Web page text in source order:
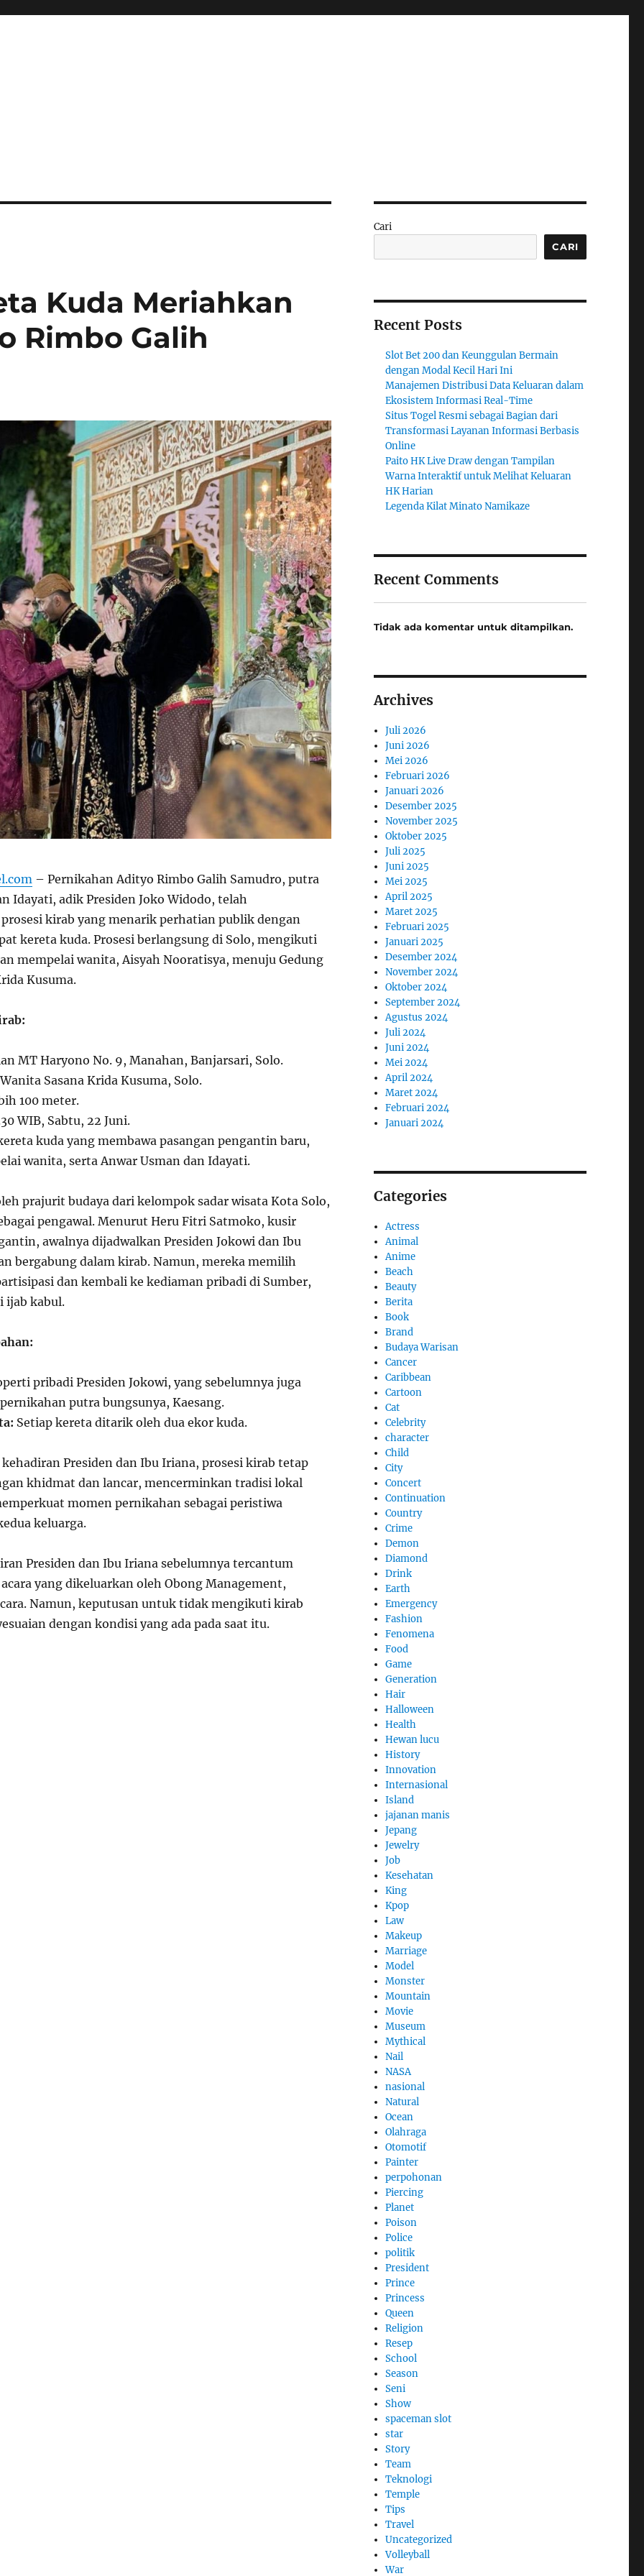
Kuda Meriahkan
Rimbo Galih
– Pernikahan Adityo Rimbo Galih Samudro, putra
Idayati, adik Presiden Joko Widodo, telah
kirab yang menarik perhatian publik dengan
kereta kuda. Prosesi berlangsung di Solo, mengikuti
mempelai wanita, Aisyah Nooratisya, menuju Gedung
Kusuma.
MT Haryono No. 9, Manahan, Banjarsari, Solo.
Sasana Krida Kusuma, Solo.
100 meter.
WIB, Sabtu, 22 Juni.
kuda yang membawa pasangan pengantin baru,
wanita, serta Anwar Usman dan Idayati.
prajurit budaya dari kelompok sadar wisata Kota Solo,
pengawal. Menurut Heru Fitri Satmoko, kusir
awalnya dijadwalkan Presiden Jokowi dan Ibu
bergabung dalam kirab. Namun, mereka memilih
dan kembali ke kediaman pribadi di Sumber,
ijab kabul.
pribadi Presiden Jokowi, yang sebelumnya juga
putra bungsunya, Kaesang.
Setiap kereta ditarik oleh dua ekor kuda.
Presiden dan Ibu Iriana, prosesi kirab tetap
khidmat dan lancar, mencerminkan tradisi lokal
momen pernikahan sebagai peristiwa
keluarga.
Presiden dan Ibu Iriana sebelumnya tercantum
yang dikeluarkan oleh Obong Management,
Namun, keputusan untuk tidak mengikuti kirab
dengan kondisi yang ada pada saat itu.
Cari
CARI
Recent Posts
Slot Bet 200 dan Keunggulan Bermain
dengan Modal Kecil Hari Ini
Manajemen Distribusi Data Keluaran dalam
Ekosistem Informasi Real-Time
Situs Togel Resmi sebagai Bagian dari
Transformasi Layanan Informasi Berbasis
Online
Paito HK Live Draw dengan Tampilan
Warna Interaktif untuk Melihat Keluaran
HK Harian
Legenda Kilat Minato Namikaze
Recent Comments
Tidak ada komentar untuk ditampilkan.
Archives
Juli 2026
Juni 2026
Mei 2026
Februari 2026
Januari 2026
Desember 2025
November 2025
Oktober 2025
Juli 2025
Juni 2025
Mei 2025
April 2025
Maret 2025
Februari 2025
Januari 2025
Desember 2024
November 2024
Oktober 2024
September 2024
Agustus 2024
Juli 2024
Juni 2024
Mei 2024
April 2024
Maret 2024
Februari 2024
Januari 2024
Categories
Actress
Animal
Anime
Beach
Beauty
Berita
Book
Brand
Budaya Warisan
Cancer
Caribbean
Cartoon
Cat
Celebrity
character
Child
City
Concert
Continuation
Country
Crime
Demon
Diamond
Drink
Earth
Emergency
Fashion
Fenomena
Food
Game
Generation
Hair
Halloween
Health
Hewan lucu
History
Innovation
Internasional
Island
jajanan manis
Jepang
Jewelry
Job
Kesehatan
King
Kpop
Law
Makeup
Marriage
Model
Monster
Mountain
Movie
Museum
Mythical
Nail
NASA
nasional
Natural
Ocean
Olahraga
Otomotif
Painter
perpohonan
Piercing
Planet
Poison
Police
politik
President
Prince
Princess
Queen
Religion
Resep
School
Season
Seni
Show
spaceman slot
star
Story
Team
Teknologi
Temple
Tips
Travel
Uncategorized
Volleyball
War